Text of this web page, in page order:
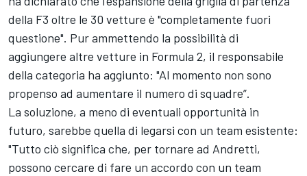
della F3 oltre le 30 vetture è "completamente fuori
questione". Pur ammettendo la possibilità di
aggiungere altre vetture in Formula 2, il responsabile
della categoria ha aggiunto: "Al momento non sono
propenso ad aumentare il numero di squadre”.
La soluzione, a meno di eventuali opportunità in
futuro, sarebbe quella di legarsi con un team esistente:
"Tutto ciò significa che, per tornare ad Andretti,
possono cercare di fare un accordo con un team